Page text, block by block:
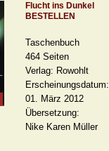
Flucht ins Dunkel
BESTELLEN
Taschenbuch
464 Seiten
Verlag: Rowohlt
Erscheinungsdatum:
01. März 2012
Übersetzung:
Nike Karen Müller